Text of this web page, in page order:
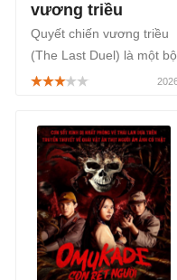
vương triều
Quyết chiến vương triều
(The Last Duel) là một bộ
phim Thái Lan cổ trang
Ayutthaya thất thủ dưới
tay quân Hongsawadi,
đặt các nhân vật vào
hoàn cảnh chiến tranh và
âm mưu chính trị khốc
liệt, phát sóng trên FPT
Pla, TV360 từ ngày